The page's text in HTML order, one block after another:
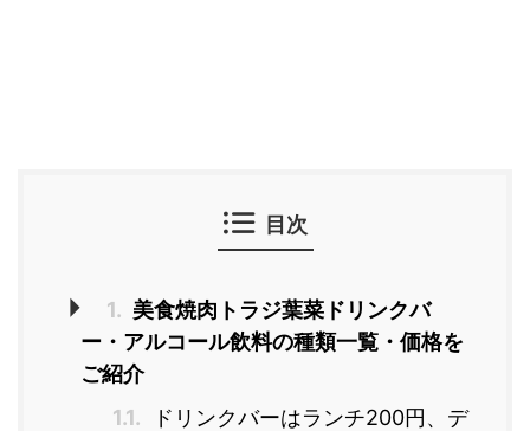
目次
1. 美食焼肉トラジ葉菜ドリンクバ
ー・アルコール飲料の種類一覧・価格を
ご紹介
1.1.
ドリンクバーはランチ200円、デ